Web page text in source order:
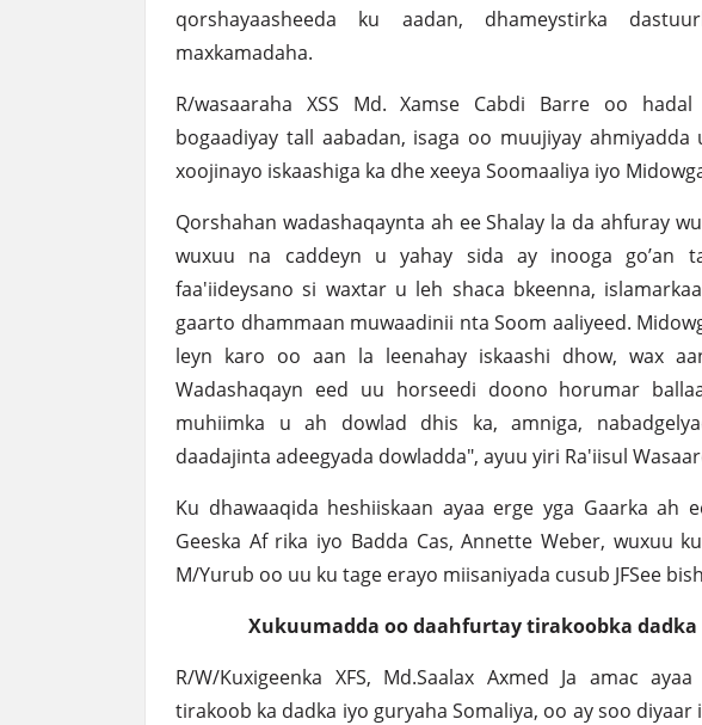
qorshayaasheeda ku aadan, dhameystirka
maxkamadaha.
R/wasaaraha XSS Md. Xamse Cabdi Barre oo
bogaadiyay tall aabadan, isaga oo muujiyay
xoojinayo iskaashiga ka dhe xeeya Soomaaliya iyo
Qorshahan wadashaqaynta ah ee Shalay la da ahfuray
wuxuu na caddeyn u yahay sida ay inooga go’an
faa'iideysano si waxtar u leh shaca bkeenna,
gaarto dhammaan muwaadinii nta Soom aaliyeed.
leyn karo oo aan la leenahay iskaashi dhow, wax
Wadashaqayn eed uu horseedi doono horumar
muhiimka u ah dowlad dhis ka, amniga,
daadajinta adeegyada dowladda", ayuu yiri Ra'iisul
Ku dhawaaqida heshiiskaan ayaa erge yga Gaarka ah
Geeska Af rika iyo Badda Cas, Annette Weber, wuxuu
M/Yurub oo uu ku tage erayo miisaniyada cusub JFSee
Xukuumadda oo daahfurtay tirakoobka dadka
R/W/Kuxigeenka XFS, Md.Saalax Axmed Ja amac
tirakoob ka dadka iyo guryaha Somaliya, oo ay soo